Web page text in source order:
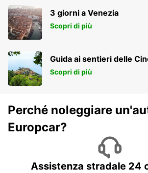
3 giorni a Venezia
Scopri di più
Guida ai sentieri delle
Scopri di più
Perché noleggiare
Europcar?
Assistenza stradale 24